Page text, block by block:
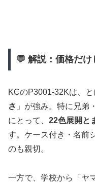
💬 解説：価格だ
KCのP3001-32Kは、と
さ 」が強み。特に兄弟
にとって、 22色展開と
す。ケース付き・名前
のも親切。
一方で、学校から「ヤ